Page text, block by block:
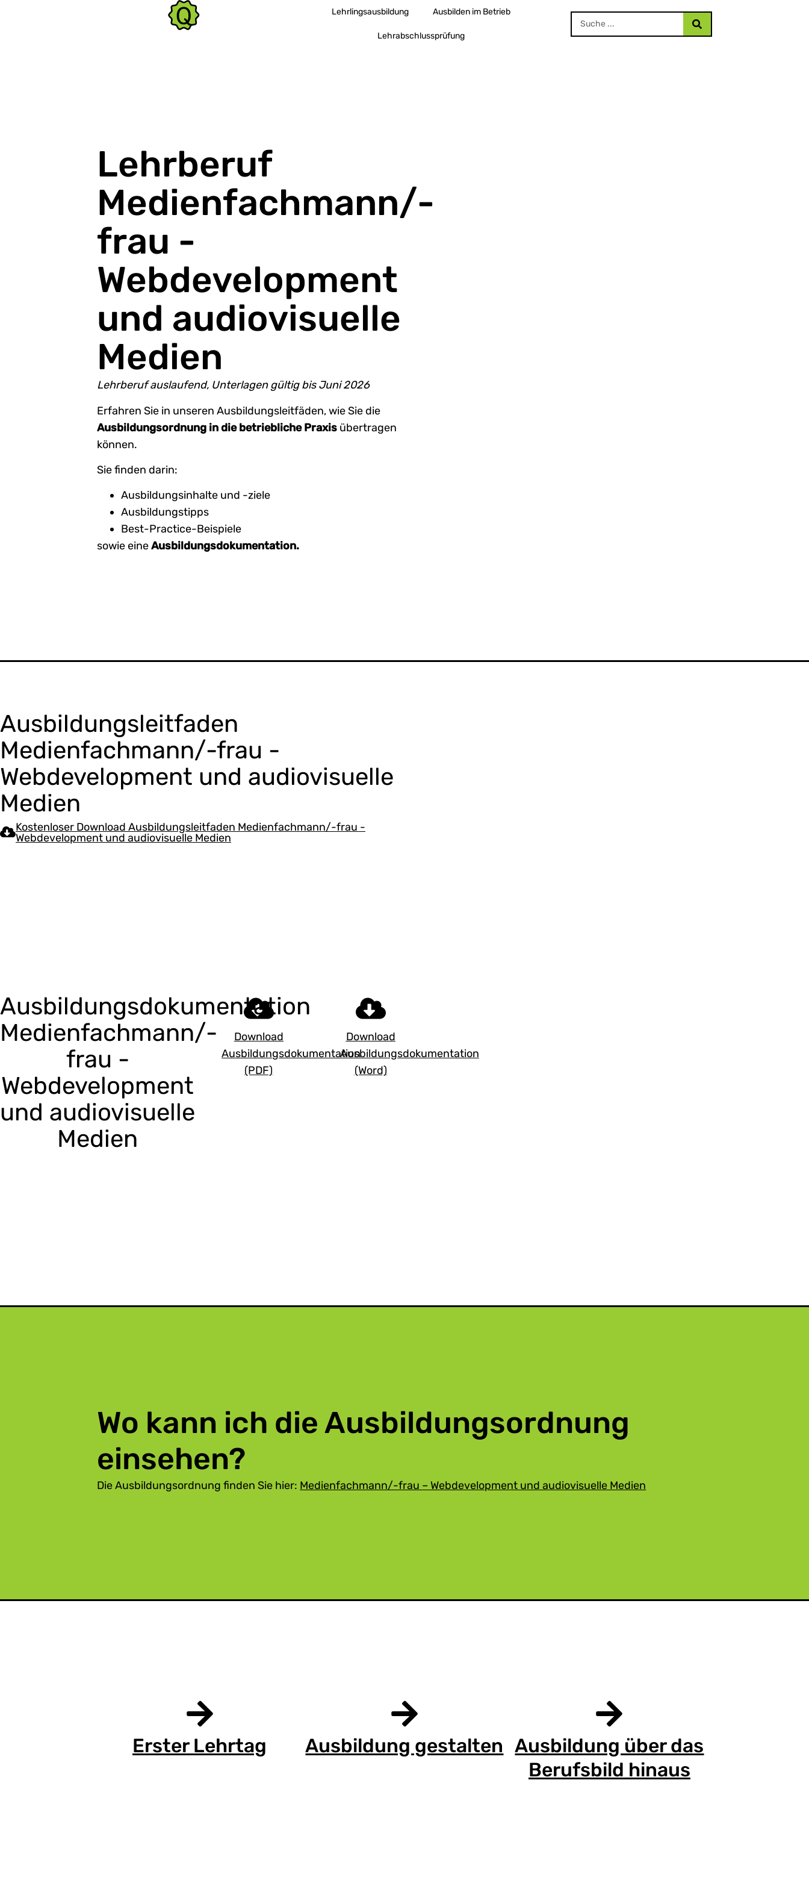
Lehrlingsausbildung Ausbilden im Betrieb
Lehrabschlussprüfung
Lehrberuf
Medienfachmann/-
frau -
Webdevelopment
und audiovisuelle
Medien
Lehrberuf auslaufend, Unterlagen gültig bis Juni 2026
Erfahren Sie in unseren Ausbildungsleitfäden, wie Sie die
Ausbildungsordnung in die betriebliche Praxis übertragen
können.
Sie finden darin:
Ausbildungsinhalte und -ziele
Ausbildungstipps
Best-Practice-Beispiele
sowie eineAusbildungsdokumentation.
Ausbildungsleitfaden
Medienfachmann/-frau -
Webdevelopment und audiovisuelle
Medien
Kostenloser Download Ausbildungsleitfaden Medienfachmann/-frau -
Webdevelopment und audiovisuelle Medien
Ausbildungsdokumentation
Medienfachmann/-
frau -
Webdevelopment
und audiovisuelle
Medien
Download
Ausbildungsdokumentation
(PDF)
Download
Ausbildungsdokumentation
(Word)
Wo kann ich die Ausbildungsordnung
einsehen?
Die Ausbildungsordnung finden Sie hier: Medienfachmann/-frau – Webdevelopment und audiovisuelle Medien
Erster Lehrtag Ausbildung gestalten Ausbildung über das
Berufsbild hinaus